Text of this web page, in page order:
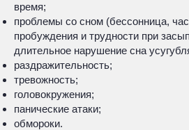
время;
проблемы со сном (бессонница,
пробуждения и трудности при
длительное нарушение сна
раздражительность;
тревожность;
головокружения;
панические атаки;
обмороки.